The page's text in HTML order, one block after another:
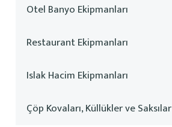
Otel Banyo Ekipmanları
Restaurant Ekipmanları
Islak Hacim Ekipmanları
Çöp Kovaları, Küllükler ve Saksılar